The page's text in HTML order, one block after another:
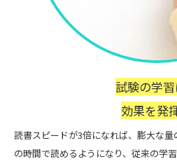
試験の学
効果を発
読書スピードが3倍になれば、膨大な
の時間で読めるようになり、従来の学